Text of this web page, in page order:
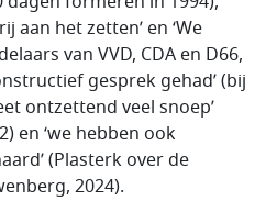
aan het zetten’ en ‘We
van VVD, CDA en D66,
gesprek gehad’ (bij
ontzettend veel snoep’
en ‘we hebben ook
(Plasterk over de
2024).